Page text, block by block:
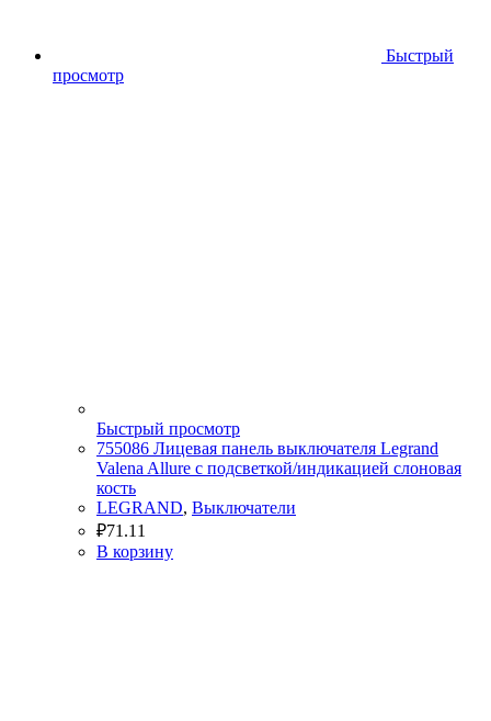
Быстрый
просмотр
Быстрый просмотр
755086 Лицевая панель выключателя Legrand
Valena Allure с подсветкой/индикацией слоновая
кость
LEGRAND, Выключатели
₽71.11
В корзину